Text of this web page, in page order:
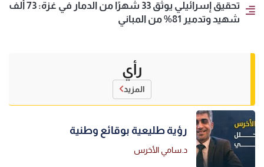
تحقيق إسرائيلي يوثق 33 شهرًا من الدمار في غزة: 73 ألف
شهيد وتدمير 81% من المباني
رأي
المزيد
رؤية طليعية بوقائع وطنية
د.سامي الأخرس